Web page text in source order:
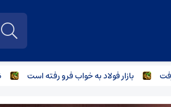
بازار فولاد به خواب فرو رفته است